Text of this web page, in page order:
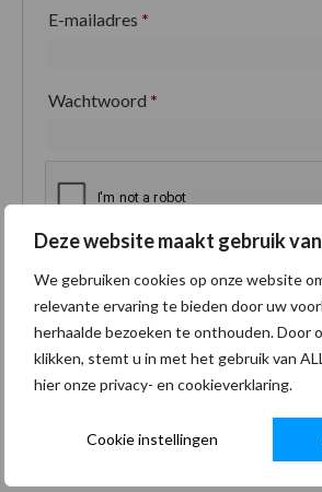
Deze website maakt gebruik
We gebruiken cookies op onze website
relevante ervaring te bieden door uw
herhaalde bezoeken te onthouden. Door
klikken, stemt u in met het gebruik van
hier onze privacy- en cookieverklaring.
Cookie instellingen
E-mailadres *
Wachtwoord *
Je persoonlijke gegevens worden
ervaring op deze site te
tot je account te beheren en voor
zoals omschreven in onze